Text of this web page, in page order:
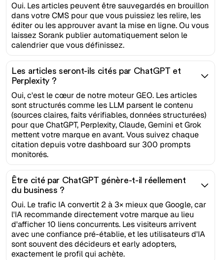
Oui. Les articles peuvent être sauvegardés en brouillon
dans votre CMS pour que vous puissiez les relire, les
éditer ou les approuver avant la mise en ligne. Ou vous
laissez Sorank publier automatiquement selon le
calendrier que vous définissez.
Les articles seront-ils cités par ChatGPT et
Perplexity ?
Oui, c'est le cœur de notre moteur GEO. Les articles
sont structurés comme les LLM parsent le contenu
(sources claires, faits vérifiables, données structurées)
pour que ChatGPT, Perplexity, Claude, Gemini et Grok
mettent votre marque en avant. Vous suivez chaque
citation depuis votre dashboard sur 300 prompts
monitorés.
Être cité par ChatGPT génère-t-il réellement
du business ?
Oui. Le trafic IA convertit 2 à 3× mieux que Google, car
l'IA recommande directement votre marque au lieu
d'afficher 10 liens concurrents. Les visiteurs arrivent
avec une confiance pré-établie, et les utilisateurs d'IA
sont souvent des décideurs et early adopters,
exactement le profil qui achète.